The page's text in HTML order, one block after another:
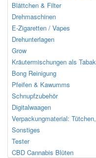
Blättchen & Filter
Drehmaschinen
E-Zigaretten / Vapes
Drehunterlagen
Grow
Kräutermischungen als
Bong Reinigung
Pfeifen & Kawumms
Schnupfzubehör
Digitalwaagen
Verpackungmaterial:
Sonstiges
Tester
CBD Cannabis Blüten